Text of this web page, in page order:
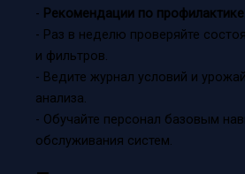
- Рекомендации по профилактике:
- Раз в неделю проверяйте
и фильтров.
- Ведите журнал условий и
анализа.
- Обучайте персонал базовым
обслуживания систем.